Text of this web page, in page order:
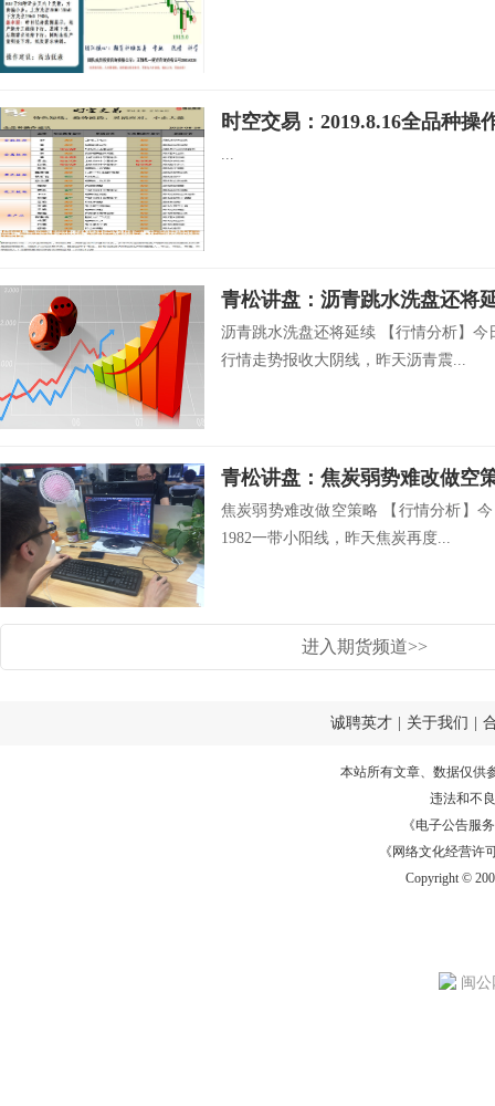
时空交易：2019.8.16全品种操
...
青松讲盘：沥青跳水洗盘还将
沥青跳水洗盘还将延续 【行情分析】今
行情走势报收大阴线，昨天沥青震...
青松讲盘：焦炭弱势难改做空
焦炭弱势难改做空策略 【行情分析】
1982一带小阳线，昨天焦炭再度...
进入期货频道>>
诚聘英才 关于我们
本站所有文章、数据仅供
违法和不
《电子公告服务
《网络文化经营许
Copyright ©
闽公